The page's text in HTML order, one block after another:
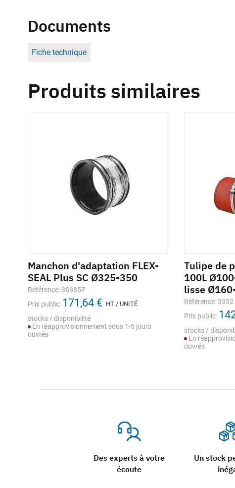
Documents
Fiche technique
Des experts à votre
écoute
Un stock
Produits similaires
Manchon d'adaptation FLEX-
SEAL Plus SC Ø325-350
Référence: 363857
Prix public: 171,64 € HT / UNITÉ
stocks / disponibilité
En réapprovisionnement sous 1-5 jours
ouvrés
Tulipe de
100L
lisse
Référence: 3332
Prix public:
stocks /
En
ouvrés